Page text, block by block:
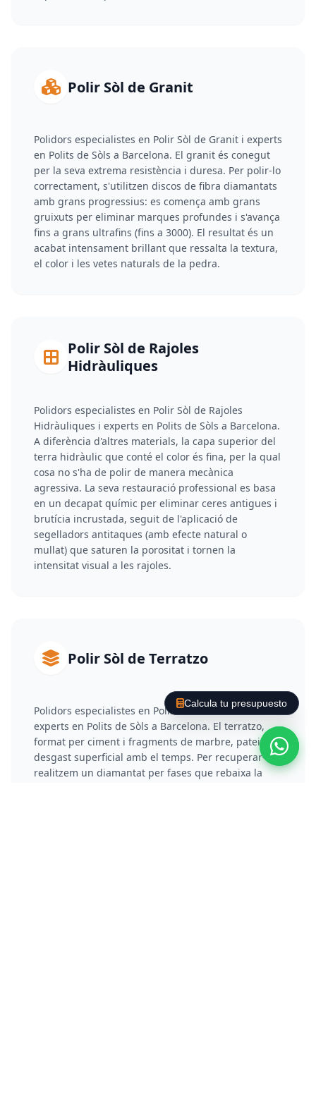
Polir Sòl de Granit
Polidors especialistes en Polir Sòl de Granit i experts
en Polits de Sòls a Barcelona. El granit és conegut
per la seva extrema resistència i duresa. Per polir-lo
correctament, s'utilitzen discos de fibra diamantats
amb grans progressius: es comença amb grans
gruixuts per eliminar marques profundes i s'avança
fins a grans ultrafins (fins a 3000). El resultat és un
acabat intensament brillant que ressalta la textura,
el color i les vetes naturals de la pedra.
Polir Sòl de Rajoles
Hidràuliques
Polidors especialistes en Polir Sòl de Rajoles
Hidràuliques i experts en Polits de Sòls a Barcelona.
A diferència d'altres materials, la capa superior del
terra hidràulic que conté el color és fina, per la qual
cosa no s'ha de polir de manera mecànica
agressiva. La seva restauració professional es basa
en un decapat químic per eliminar ceres antigues i
brutícia incrustada, seguit de l'aplicació de
segelladors antitaques (amb efecte natural o
mullat) que saturen la porositat i tornen la
intensitat visual a les rajoles.
Polir Sòl de Terratzo
Polidors especialistes en Polir Sòl de Terratzo i
experts en Polits de Sòls a Barcelona. El terratzo,
format per ciment i fragments de marbre, pateix
desgast superficial amb el temps. Per recuperar-lo,
realitzem un diamantat per fases que rebaixa la
Calcula tu presupuesto